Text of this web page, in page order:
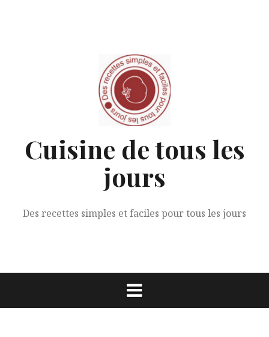
Cuisine de tous les
jours
Des recettes simples et faciles pour tous les jours